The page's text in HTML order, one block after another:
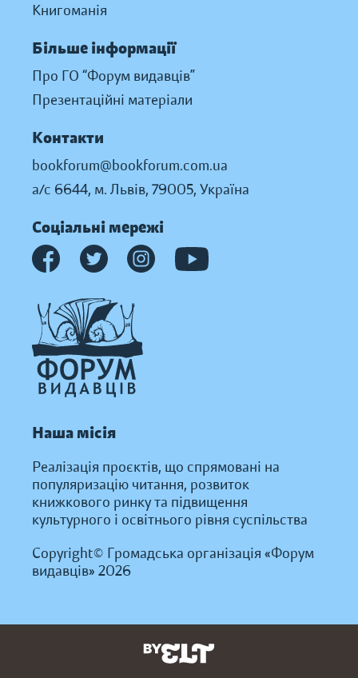
Книгоманія
Більше інформації
Про ГО “Форум видавців”
Презентаційні матеріали
Контакти
bookforum@bookforum.com.ua
а/с 6644, м. Львів, 79005, Україна
Соціальні мережі
Наша місія
Реалізація проєктів, що спрямовані на
популяризацію читання, розвиток
книжкового ринку та підвищення
культурного і освітнього рівня суспільства
Copyright© Громадська організація «Форум
видавців» 2026